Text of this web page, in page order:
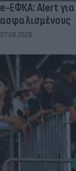
e-ΕΦΚΑ: Alert
ασφαλισμένους
07.08.2026